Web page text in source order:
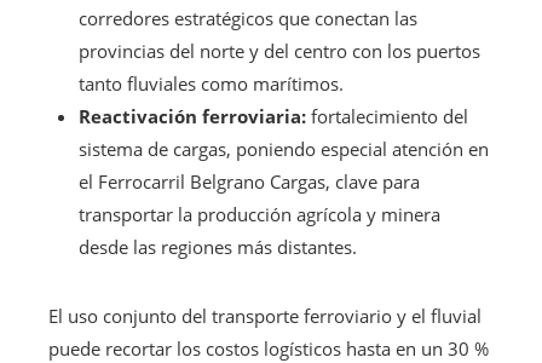
corredores estratégicos que conectan las
provincias del norte y del centro con los puertos
tanto fluviales como marítimos.
Reactivación ferroviaria: fortalecimiento del
sistema de cargas, poniendo especial atención en
el Ferrocarril Belgrano Cargas, clave para
transportar la producción agrícola y minera
desde las regiones más distantes.
El uso conjunto del transporte ferroviario y el fluvial
puede recortar los costos logísticos hasta en un 30 %